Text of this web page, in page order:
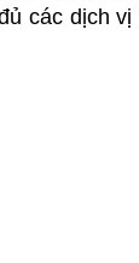
các dịch vị